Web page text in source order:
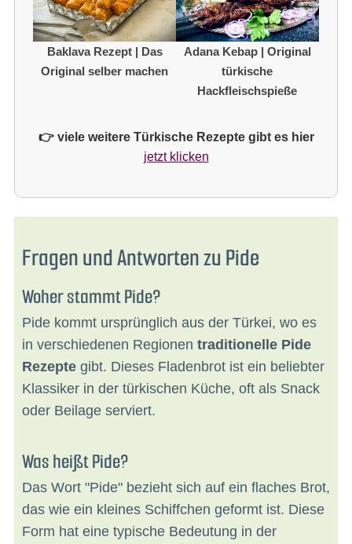
Baklava Rezept | Das
Original selber machen
Adana Kebap | Original
türkische
Hackfleischspieße
👉 viele weitere Türkische Rezepte gibt es hier
jetzt klicken
Fragen und Antworten zu Pide
Woher stammt Pide?
Pide kommt ursprünglich aus der Türkei, wo es
in verschiedenen Regionen traditionelle Pide
Rezeptegibt. Dieses Fladenbrot ist ein beliebter
Klassiker in der türkischen Küche, oft als Snack
oder Beilage serviert.
Was heißt Pide?
Das Wort "Pide" bezieht sich auf ein flaches Brot,
das wie ein kleines Schiffchen geformt ist. Diese
Form hat eine typische Bedeutung in der